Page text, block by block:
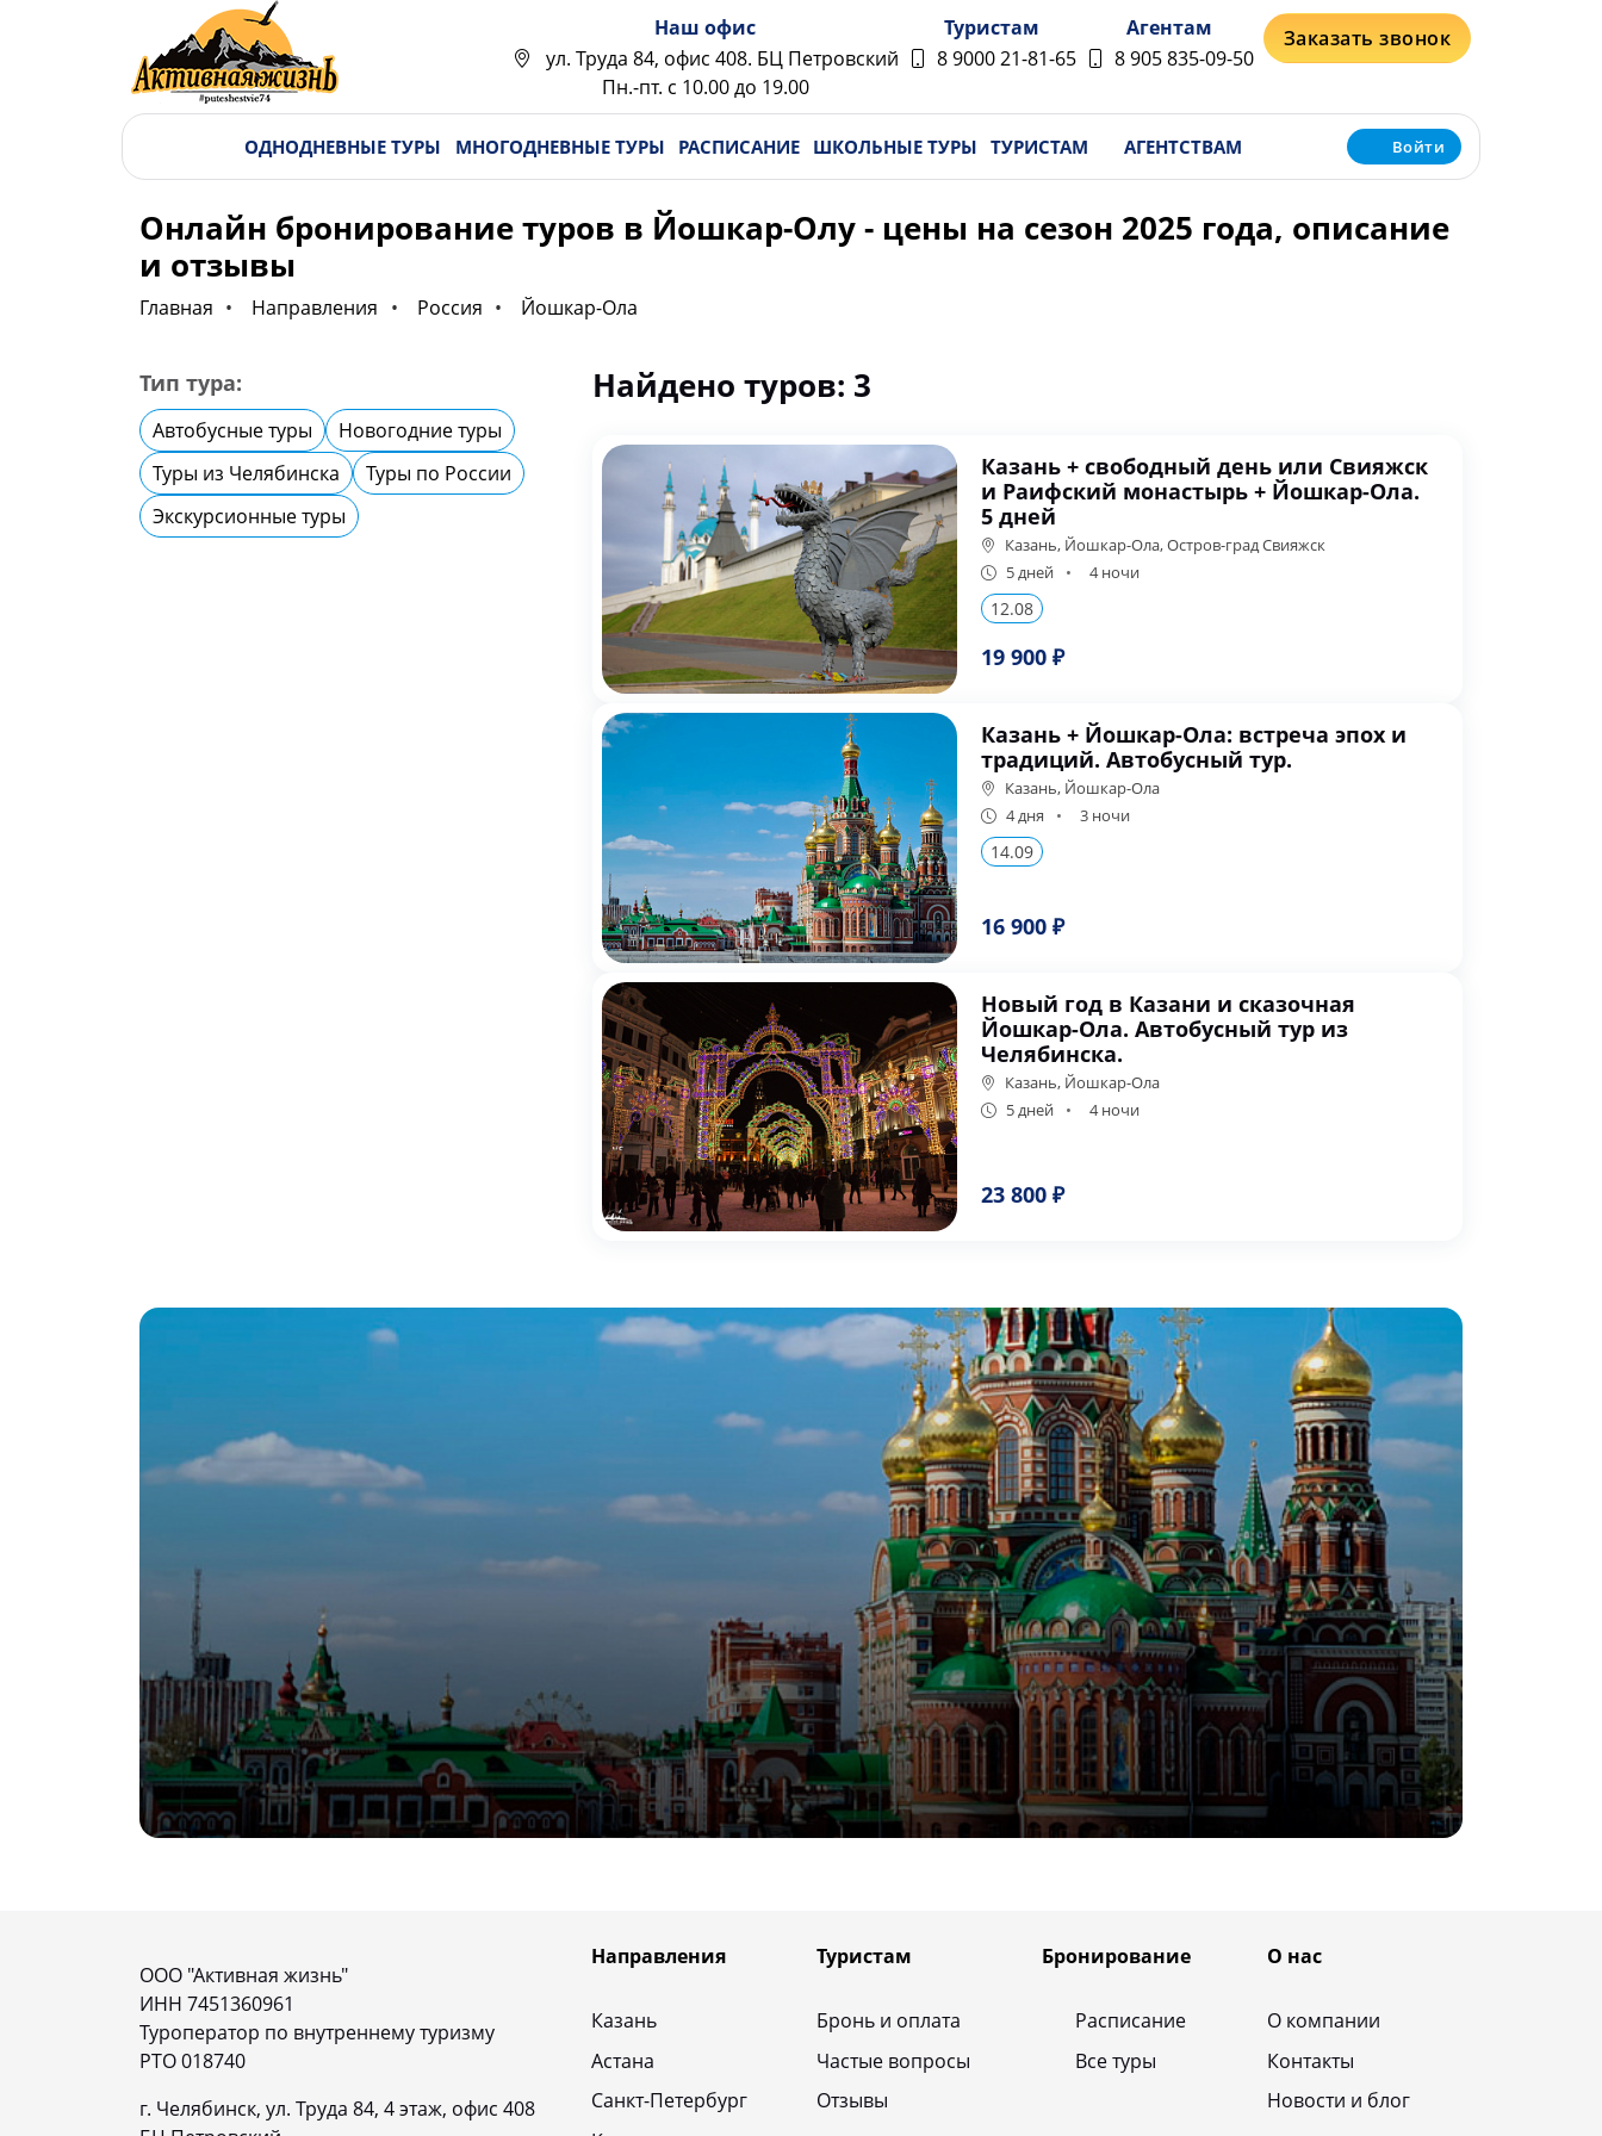
Наш офис
ул. Труда 84, офис 408. БЦ Петровский
Пн.-пт. с 10.00 до 19.00
Туристам
8 9000 21-81-65
Агентам
8 905 835-09-50
Заказать звонок
ОДНОДНЕВНЫЕ ТУРЫ МНОГОДНЕВНЫЕ ТУРЫ РАСПИСАНИЕ ШКОЛЬНЫЕ ТУРЫ ТУРИСТАМ АГЕНТСТВАМ Войти
Онлайн бронирование туров в Йошкар-Олу - цены на сезон 2025 года, описание
и отзывы
Главная Направления Россия Йошкар-Ола
Тип тура:
Автобусные туры
Новогодние туры
Туры из Челябинска
Туры по России
Экскурсионные туры
Найдено туров: 3
Казань + свободный день или Свияжск
и Раифский монастырь + Йошкар-Ола.
5 дней
Казань, Йошкар-Ола, Остров-град Свияжск
5 дней
4 ночи
12.08
19 900 ₽
Казань + Йошкар-Ола: встреча эпох и
традиций. Автобусный тур.
Казань, Йошкар-Ола
4 дня
3 ночи
14.09
16 900 ₽
Новый год в Казани и сказочная
Йошкар-Ола. Автобусный тур из
Челябинска.
Казань, Йошкар-Ола
5 дней
4 ночи
23 800 ₽
ООО "Активная жизнь"
ИНН 7451360961
Туроператор по внутреннему туризму
РТО 018740
г. Челябинск, ул. Труда 84, 4 этаж, офис 408
Направления
Казань
Астана
Санкт-Петербург
Туристам
Бронь и оплата
Частые вопросы
Отзывы
Бронирование
Расписание
Все туры
О нас
О компании
Контакты
Новости и блог